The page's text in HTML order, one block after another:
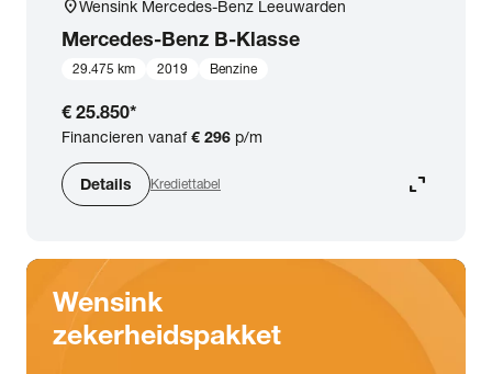
location_onWensink Mercedes-Benz Leeuwarden
Mercedes-Benz B-Klasse
29.475 km 2019 Benzine
€ 25.850*
Financieren vanaf€ 296 p/m
Details Krediettabel expand_content
Wensink
zekerheidspakket